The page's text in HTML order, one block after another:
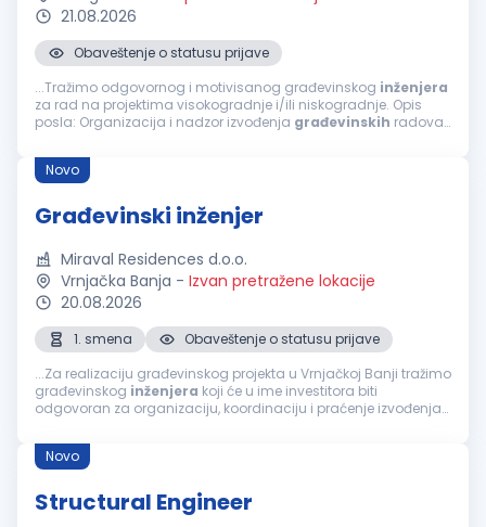
21.08.2026
Obaveštenje o statusu prijave
...Tražimo odgovornog i motivisanog građevinskog inženjera
za rad na projektima visokogradnje i/ili niskogradnje. Opis
posla: Organizacija i nadzor izvođenja građevinskih radova.
investitorima...
Novo
Građevinski inženjer
Miraval Residences d.o.o.
Vrnjačka Banja - Izvan pretražene lokacije
20.08.2026
1. smena
Obaveštenje o statusu prijave
...Za realizaciju građevinskog projekta u Vrnjačkoj Banji tražimo
građevinskog inženjera koji će u ime investitora biti
odgovoran za organizaciju, koordinaciju i praćenje izvođenja
iskustvom...
Novo
Structural Engineer